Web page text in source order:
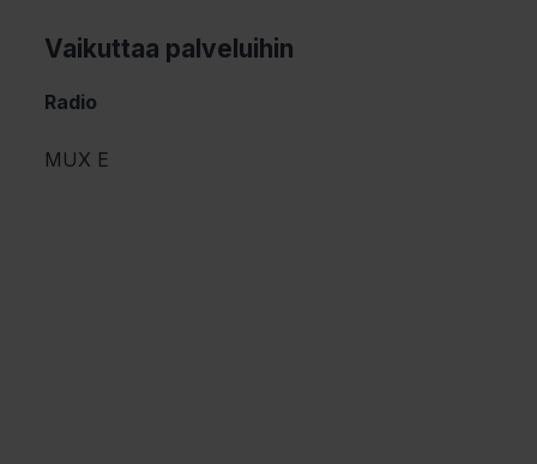
Vaikuttaa palveluihin
Radio
MUX E